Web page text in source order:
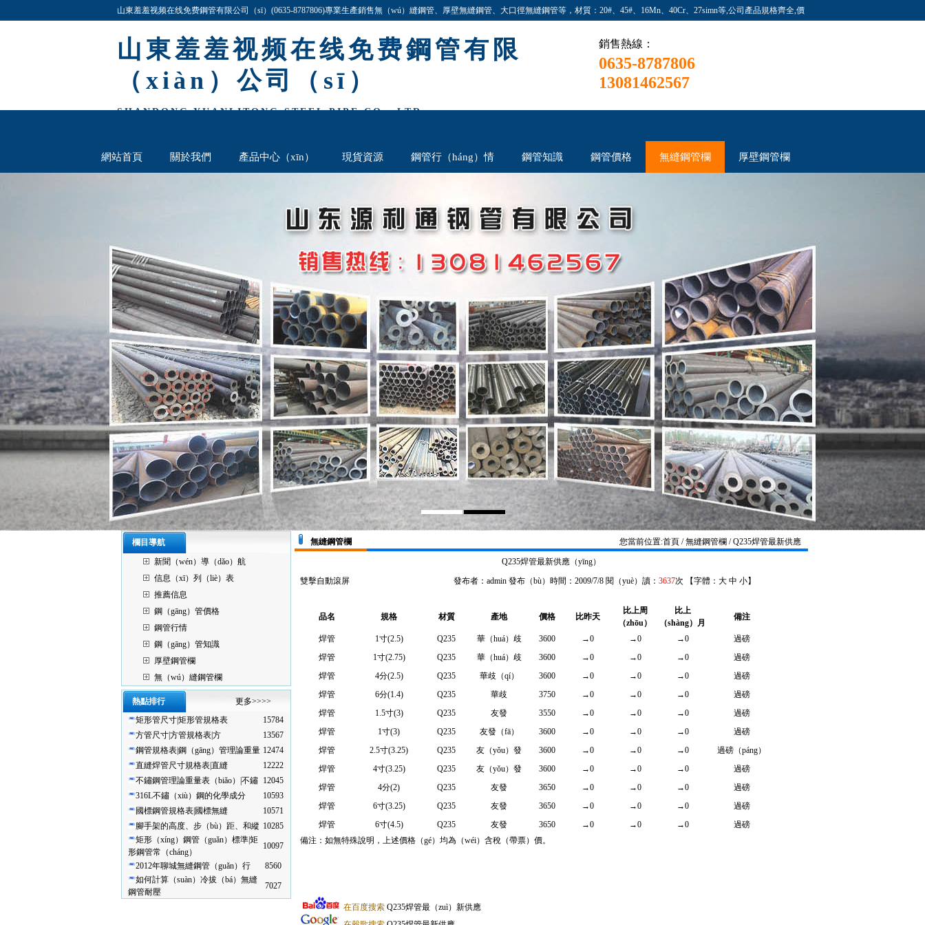
山東羞羞视频在线免费鋼管有限公司（sī）(0635-8787806)專業生產銷售無（wú）縫鋼管、厚壁無縫鋼管、大口徑無縫鋼管等，材質：20#、45#、16Mn、40Cr、27simn等,公司產品規格齊全,價
山東羞羞视频在线免费鋼管有限
（xiàn）公司（sī）
SHANDONG YUANLITONG STEEL PIPE CO., LTD.
銷售熱線：
0635-8787806
13081462567
網站首頁 關於我們 產品中心（xīn） 現貨資源 鋼管行（háng）情 鋼管知識 鋼管價格 無縫鋼管欄 厚壁鋼管欄
欄目導航
新聞（wén）導（dǎo）航
信息（xī）列（liè）表
推薦信息
鋼（gāng）管價格
鋼管行情
鋼（gāng）管知識
厚壁鋼管欄
無（wú）縫鋼管欄
熱點排行
更多>>>>
矩形管尺寸|矩形管規格表
15784
方管尺寸|方管規格表|方
13567
鋼管規格表|鋼（gāng）管理論重量 12474
直縫焊管尺寸規格表|直縫
12222
不鏽鋼管理論重量表（biǎo）|不鏽
12045
316L不鏽（xiù）鋼的化學成分
10593
國標鋼管規格表|國標無縫
10571
腳手架的高度、步（bù）距、和縱 10285
矩形（xíng）鋼管（guǎn）標準|矩
形鋼管常（cháng）
10097
2012年聊城無縫鋼管（guǎn）行
8560
如何計算（suàn）冷拔（bá）無縫
鋼管耐壓
7027
無縫鋼管欄 您當前位置:首頁 / 無縫鋼管欄 / Q235焊管最新供應
Q235焊管最新供應（yīng）
雙擊自動滾屏
發布者：admin 發布（bù）時間：2009/7/8 閱（yuè）讀： 3637次 【字體： 大 中 小】
品名 規格 材質 產地 價格 比昨天
比上周
（zhōu）
比上
（shàng）月
備注
焊管 1寸(2.5) Q235 華（huá）歧 3600 →0 →0 →0
過磅
焊管
1寸(2.75) Q235 華（huá）歧 3600 →0 →0 →0
過磅
焊管
4分(2.5) Q235 華歧（qí） 3600 →0 →0 →0
過磅
焊管
6分(1.4) Q235 華歧 3750 →0 →0 →0
過磅
焊管
1.5寸(3) Q235 友發 3550 →0 →0 →0
過磅
焊管
1寸(3) Q235 友發（fā） 3600 →0 →0 →0
過磅
焊管
2.5寸(3.25) Q235 友（yǒu）發 3600 →0 →0 →0
過磅（páng）
焊管
4寸(3.25) Q235 友（yǒu）發 3600 →0 →0 →0
過磅
焊管
4分(2) Q235 友發 3650 →0 →0 →0
過磅
焊管
6寸(3.25) Q235 友發 3650 →0 →0 →0
過磅
焊管
6寸(4.5) Q235 友發 3650 →0 →0 →0
過磅
備注：如無特殊說明，上述價格（gé）均為（wéi）含稅（帶票）價。
在百度搜索Q235焊管最（zuì）新供應